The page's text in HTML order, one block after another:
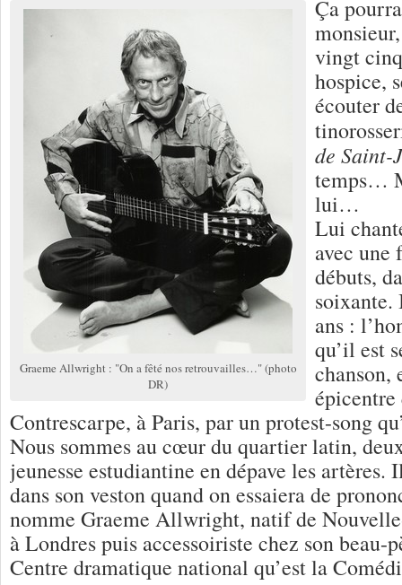
Graeme Allwright : "On a fêté nos retrouvailles…" (photo
DR)
Ça
vingt
hospice,
écouter
de Saint-
temps…
lui…
Lui
avec une
débuts,
soixante.
ans :
qu’il est
chanson,
Contrescarpe, à Paris, par un protest-song
Nous sommes au cœur du quartier latin,
jeunesse estudiantine en dépave les
dans son veston quand on essaiera de
nomme Graeme Allwright, natif de
à Londres puis accessoiriste chez son beau-
Centre dramatique national qu’est la